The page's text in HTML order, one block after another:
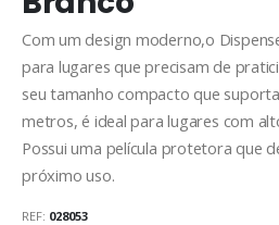
Com um design moderno,o
para lugares que precisam de
seu tamanho compacto que
metros, é ideal para lugares com
Possui uma película protetora que
próximo uso.
REF: 028053